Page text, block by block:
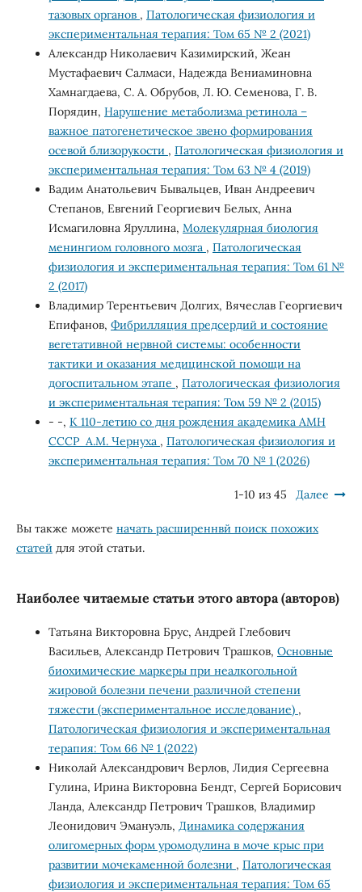
тазовых органов , Патологическая физиология и
экспериментальная терапия: Том 65 № 2 (2021)
Александр Николаевич Казимирский, Жеан
Мустафаевич Салмаси, Надежда Вениаминовна
Хамнагдаева, С. А. Обрубов, Л. Ю. Семенова, Г. В.
Порядин, Нарушение метаболизма ретинола –
важное патогенетическое звено формирования
осевой близорукости , Патологическая физиология и
экспериментальная терапия: Том 63 № 4 (2019)
Вадим Анатольевич Бывальцев, Иван Андреевич
Степанов, Евгений Георгиевич Белых, Анна
Исмагиловна Яруллина, Молекулярная биология
менингиом головного мозга , Патологическая
физиология и экспериментальная терапия: Том 61 №
2 (2017)
Владимир Терентьевич Долгих, Вячеслав Георгиевич
Епифанов, Фибрилляция предсердий и состояние
вегетативной нервной системы: особенности
тактики и оказания медицинской помощи на
догоспитальном этапе , Патологическая физиология
и экспериментальная терапия: Том 59 № 2 (2015)
- -, К 110-летию со дня рождения академика АМН
СССР А.М. Чернуха , Патологическая физиология и
экспериментальная терапия: Том 70 № 1 (2026)
1-10 из 45 Далее
Вы также можете начать расширеннвй поиск похожих
статей для этой статьи.
Наиболее читаемые статьи этого автора (авторов)
Татьяна Викторовна Брус, Андрей Глебович
Васильев, Александр Петрович Трашков, Основные
биохимические маркеры при неалкогольной
жировой болезни печени различной степени
тяжести (экспериментальное исследование) ,
Патологическая физиология и экспериментальная
терапия: Том 66 № 1 (2022)
Николай Александрович Верлов, Лидия Сергеевна
Гулина, Ирина Викторовна Бендт, Сергей Борисович
Ланда, Александр Петрович Трашков, Владимир
Леонидович Эмануэль, Динамика содержания
олигомерных форм уромодулина в моче крыс при
развитии мочекаменной болезни , Патологическая
физиология и экспериментальная терапия: Том 65